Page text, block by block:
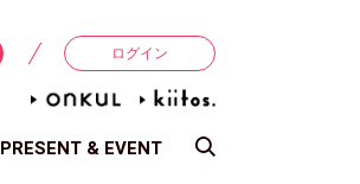
ログイン
PRESENT & EVENT